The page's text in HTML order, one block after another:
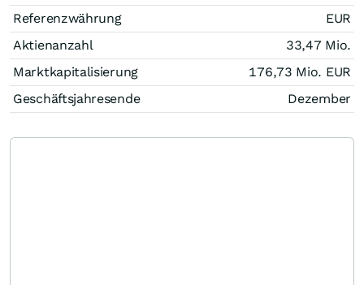
Referenzwährung
EUR
Aktienanzahl
33,47 Mio.
Marktkapitalisierung
176,73 Mio. EUR
Geschäftsjahresende
Dezember